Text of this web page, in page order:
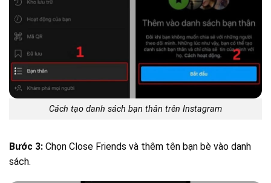
Cách tạo danh sách bạn thân trên Instagram
Bước 3: Chọn Close Friends và thêm tên bạn bè vào danh
sách.